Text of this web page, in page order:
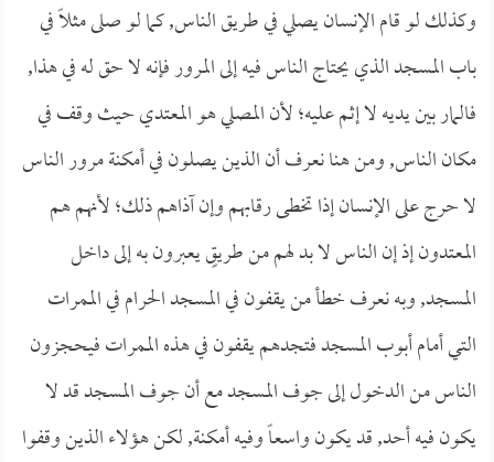
وكذلك لو قام الإنسان يصلي في طريق الناس, كما لو صلى مثلاً في
باب المسجد الذي يحتاج الناس فيه إلى المرور فإنه لا حق له في هذا,
فالمار بين يديه لا إثم عليه؛ لأن المصلي هو المعتدي حيث وقف في
مكان الناس, ومن هنا نعرف أن الذين يصلون في أمكنة مرور الناس
لا حرج على الإنسان إذا تخطى رقابهم وإن آذاهم ذلك؛ لأنهم هم
المعتدون إذ إن الناس لا بد لهم من طريقٍ يعبرون به إلى داخل
المسجد, وبه نعرف خطأ من يقفون في المسجد الحرام في الممرات
التي أمام أبوب المسجد فتجدهم يقفون في هذه الممرات فيحجزون
الناس من الدخول إلى جوف المسجد مع أن جوف المسجد قد لا
يكون فيه أحد, قد يكون واسعاً وفيه أمكنة, لكن هؤلاء الذين وقفوا